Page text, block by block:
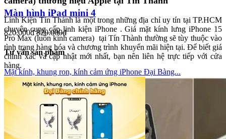
Linh Kiện Tín Thành là một trong những địa chỉ uy tín tại TP.HCM
chuyên cung cấp linh kiện iPhone . Giá mặt kính lưng iPhone 15
Pro Max (luôn kính camera) tại Tín Thành thường sẽ tùy thuộc vào
tình trạng hàng hóa và chương trình khuyến mãi hiện tại. Để biết giá
chính xác và cập nhật mới nhất, bạn nên liên hệ trực tiếp với cửa
hàng.
Màn hình iPad mini 4
820.000đ820.000đ
Tư vấn sản phẩm
Mặt kính, khung ron, kính cảm ứng iPhone Đại Bàng...